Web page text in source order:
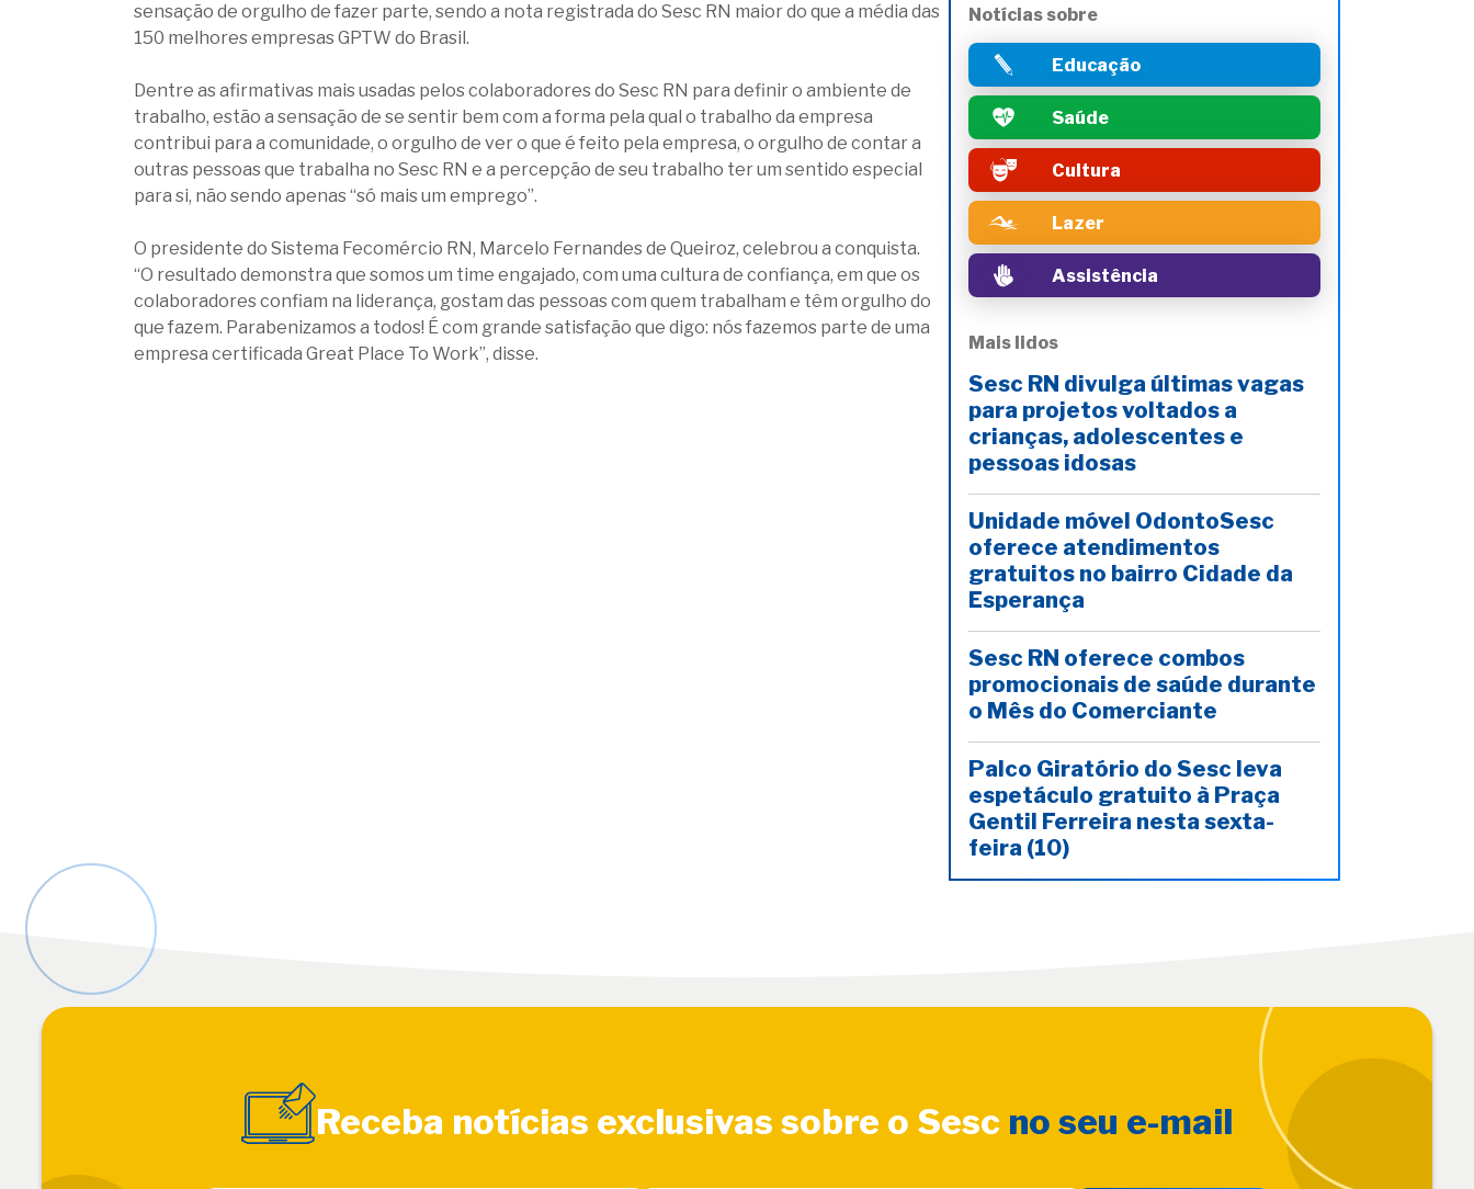
sensação de orgulho de fazer parte, sendo a nota registrada do Sesc RN maior do que a média das
150 melhores empresas GPTW do Brasil.
Dentre as afirmativas mais usadas pelos colaboradores do Sesc RN para definir o ambiente de
trabalho, estão a sensação de se sentir bem com a forma pela qual o trabalho da empresa
contribui para a comunidade, o orgulho de ver o que é feito pela empresa, o orgulho de contar a
outras pessoas que trabalha no Sesc RN e a percepção de seu trabalho ter um sentido especial
para si, não sendo apenas “só mais um emprego”.
O presidente do Sistema Fecomércio RN, Marcelo Fernandes de Queiroz, celebrou a conquista.
“O resultado demonstra que somos um time engajado, com uma cultura de confiança, em que os
colaboradores confiam na liderança, gostam das pessoas com quem trabalham e têm orgulho do
que fazem. Parabenizamos a todos! É com grande satisfação que digo: nós fazemos parte de uma
empresa certificada Great Place To Work”, disse.
Notícias sobre
Educação
Saúde
Cultura
Lazer
Assistência
Mais lidos
Sesc RN divulga últimas vagas
para projetos voltados a
crianças, adolescentes e
pessoas idosas
Unidade móvel OdontoSesc
oferece atendimentos
gratuitos no bairro Cidade da
Esperança
Sesc RN oferece combos
promocionais de saúde durante
o Mês do Comerciante
Palco Giratório do Sesc leva
espetáculo gratuito à Praça
Gentil Ferreira nesta sexta-
feira (10)
Receba notícias exclusivas sobre o Sesc no seu e-mail